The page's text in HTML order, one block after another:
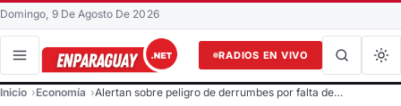
Domingo, 9 De Agosto De 2026
RADIOS EN VIVO
Buscar en el sitio
Inicio Economía Alertan sobre peligro de derrumbes por falta de…